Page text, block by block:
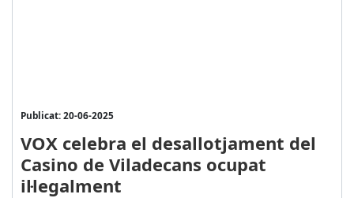
Publicat: 20-06-2025
VOX celebra el desallotjament del
Casino de Viladecans ocupat
il·legalment